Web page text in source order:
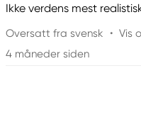
Ikke verdens mest
Oversatt fra svensk • Vis
4 måneder siden